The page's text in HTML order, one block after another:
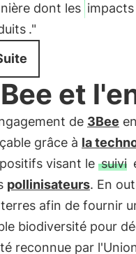
dont les impacts
."
et
de 3Bee
grâce à la
visant le suivi
pollinisateurs. En
afin de fournir
biodiversité pour
reconnue par